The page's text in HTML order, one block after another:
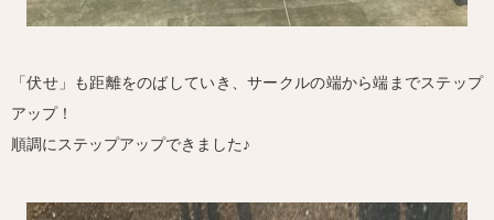
「伏せ」も距離をのばしていき、サークルの端から端までステップ
アップ！
順調にステップアップできました♪